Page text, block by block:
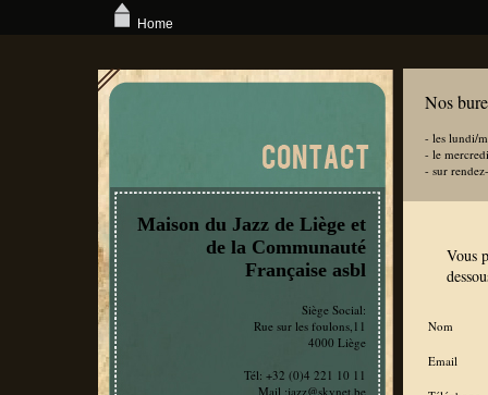
Maison du Jazz de Liège et
de la Communauté
Française asbl
Siège Social:
Rue sur les foulons,11
4000 Liège
Tél: +32 (0)4 221 10 11
Mail :jazz@skynet.be
Nos
- les lundi/
- le
- sur
Vous
Nom
Email
Home